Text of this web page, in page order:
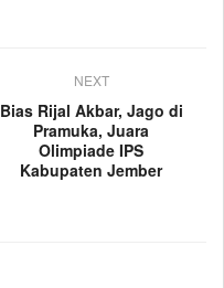
NEXT
Bias Rijal Akbar, Jago di
Pramuka, Juara
Olimpiade IPS
Kabupaten Jember